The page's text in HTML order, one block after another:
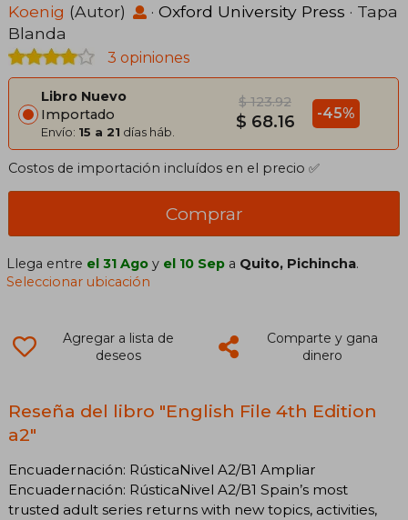
Koenig (Autor) · Oxford University Press · Tapa
Blanda
3 opiniones
Libro Nuevo
Importado
Envío: 15 a 21 días háb.
$ 123.92
$ 68.16 -45%
Costos de importación incluídos en el precio ✅
Comprar
Llega entre el 31 Ago y el 10 Sep a Quito, Pichincha.
Seleccionar ubicación
Agregar a lista de
deseos
Comparte y gana
dinero
Reseña del libro "English File 4th Edition
a2"
Encuadernación: RústicaNivel A2/B1 Ampliar
Encuadernación: RústicaNivel A2/B1 Spain’s most
trusted adult series returns with new topics, activities,